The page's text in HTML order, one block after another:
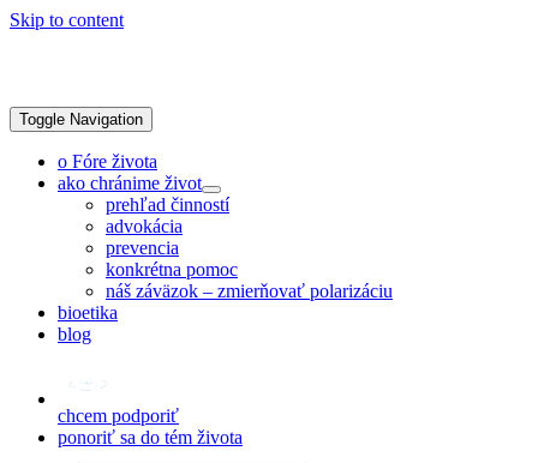
Skip to content
Toggle Navigation
o Fóre života
ako chránime život
prehľad činností
advokácia
prevencia
konkrétna pomoc
náš záväzok – zmierňovať polarizáciu
bioetika
blog
chcem podporiť
ponoriť sa do tém života